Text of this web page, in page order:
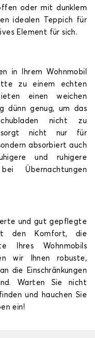
oder mit dunklem
idealen Teppich für
Element für sich.
in Ihrem Wohnmobil
zu einem echten
einen weichen
dünn genug, um das
nicht zu
sorgt nicht nur für
absorbiert auch
und ruhigere
Übernachtungen
und gut gepflegte
den Komfort, die
Ihres Wohnmobils
wir Ihnen robuste,
die Einschränkungen
Warten Sie nicht
und hauchen Sie
ein!